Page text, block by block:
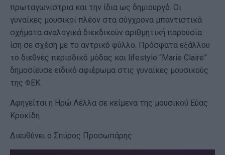
πρωταγωνίστρια και την ίδια ως δημιουργό. Οι
γυναίκες μουσικοί πλέον στα σύγχρονα μπαντιστικά
σχήματα αναλογικά διεκδικούν αριθμητική παρουσία
ίση σε σχέση με το αντρικό φύλλο. Πρόσφατα εξάλλου
το διεθνές περιοδικό μόδας και lifestyle “Marie Claire”
δημοσίευσε ειδικό αφιέρωμα στις γυναίκες μουσικούς
της ΦΕΚ.
Αφηγείται η Ηρώ Λέλλα σε κείμενα της μουσικού Εύας
Κροκίδη
Διευθύνει ο Σπύρος Προσωπάρης